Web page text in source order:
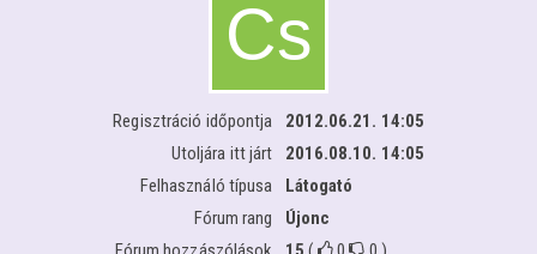
Regisztráció időpontja
2012.06.21. 14:05
Utoljára itt járt
2016.08.10. 14:05
Felhasználó típusa
Látogató
Fórum rang
Újonc